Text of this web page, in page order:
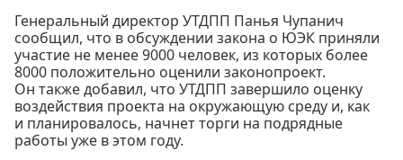
Генеральный директор УТДПП Панья Чупанич
сообщил, что в обсуждении закона о ЮЭК приняли
участие не менее 9000 человек, из которых более
8000 положительно оценили законопроект.
Он также добавил, что УТДПП завершило оценку
воздействия проекта на окружающую среду и, как
и планировалось, начнет торги на подрядные
работы уже в этом году.